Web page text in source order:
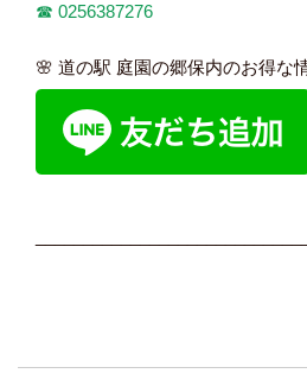
☎︎ 0256387276
🌸 道の駅 庭園の郷保内のお得な